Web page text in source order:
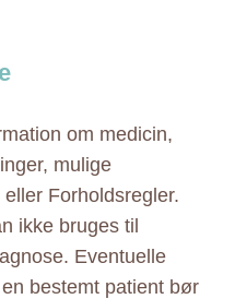
om medicin,
mulige
Forholdsregler.
ikke bruges til
Eventuelle
bestemt patient bør